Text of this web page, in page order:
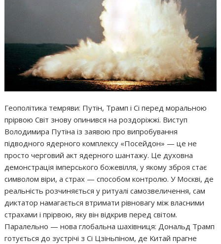
Геополітика темряви: Путін, Трамп і Сі перед моральною
прірвою Світ знову опинився на роздоріжжі. Виступ
Володимира Путіна із заявою про випробування
підводного ядерного комплексу «Посейдон» — це не
просто черговий акт ядерного шантажу. Це духовна
демонстрація імперського божевілля, у якому зброя стає
символом віри, а страх — способом контролю. У Москві, де
реальність розчиняється у ритуалі самозвеличення, сам
диктатор намагається втримати рівновагу між власними
страхами і прірвою, яку він відкрив перед світом.
Паралельно — нова глобальна шахівниця: Дональд Трамп
готується до зустрічі з Сі Цзіньпіном, де Китай прагне